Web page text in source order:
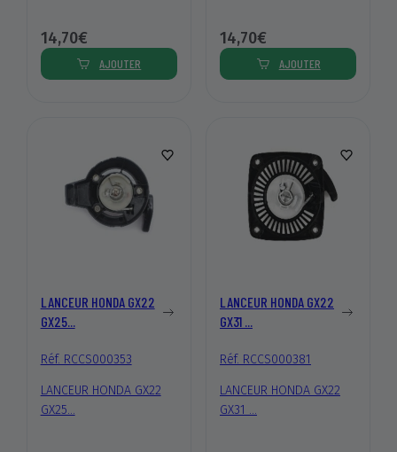
14,70€
AJOUTER
14,70€
AJOUTER
LANCEUR HONDA GX22
GX25...
Réf. RCCS000353
LANCEUR HONDA GX22
GX25...
LANCEUR HONDA GX22
GX31 ...
Réf. RCCS000381
LANCEUR HONDA GX22
GX31 ...